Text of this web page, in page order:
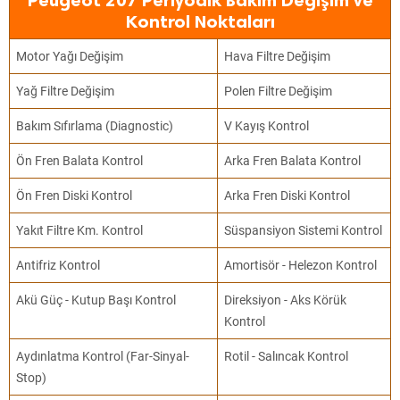
Kontrol Noktaları
Motor Yağı Değişim Hava Filtre Değişim
Yağ Filtre Değişim Polen Filtre Değişim
Bakım Sıfırlama (Diagnostic) V Kayış Kontrol
Ön Fren Balata Kontrol Arka Fren Balata Kontrol
Ön Fren Diski Kontrol Arka Fren Diski Kontrol
Yakıt Filtre Km. Kontrol Süspansiyon Sistemi Kontrol
Antifriz Kontrol Amortisör - Helezon Kontrol
Akü Güç - Kutup Başı Kontrol
Direksiyon - Aks Körük
Kontrol
Aydınlatma Kontrol (Far-Sinyal-
Stop)
Rotil - Salıncak Kontrol